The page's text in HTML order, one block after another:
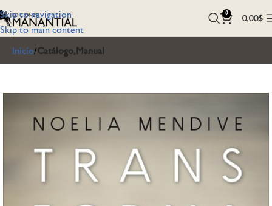
Skip to navigation
Skip to main content
0 0,00$
Inicio Catálogo,Manual